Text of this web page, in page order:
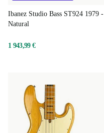
Ibanez Studio Bass ST924 1979 -
Natural
1 943,99 €